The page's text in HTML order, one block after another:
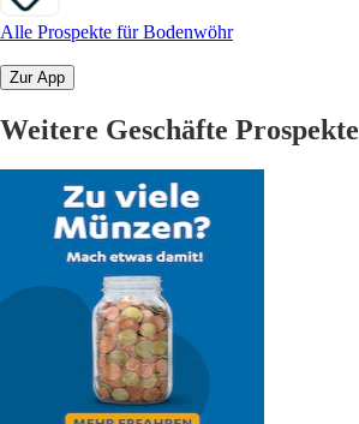
Alle Prospekte für Bodenwöhr
Zur App
Weitere Geschäfte Prospekte